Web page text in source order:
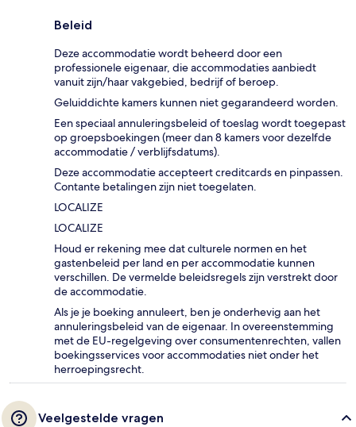
Beleid
Deze accommodatie wordt beheerd door een
professionele eigenaar, die accommodaties aanbiedt
vanuit zijn/haar vakgebied, bedrijf of beroep.
Geluiddichte kamers kunnen niet gegarandeerd worden.
Een speciaal annuleringsbeleid of toeslag wordt toegepast
op groepsboekingen (meer dan 8 kamers voor dezelfde
accommodatie / verblijfsdatums).
Deze accommodatie accepteert creditcards en pinpassen.
Contante betalingen zijn niet toegelaten.
LOCALIZE
LOCALIZE
Houd er rekening mee dat culturele normen en het
gastenbeleid per land en per accommodatie kunnen
verschillen. De vermelde beleidsregels zijn verstrekt door
de accommodatie.
Als je je boeking annuleert, ben je onderhevig aan het
annuleringsbeleid van de eigenaar. In overeenstemming
met de EU-regelgeving over consumentenrechten, vallen
boekingsservices voor accommodaties niet onder het
herroepingsrecht.
Veelgestelde vragen